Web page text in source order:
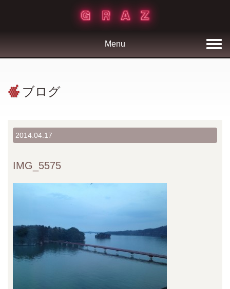
Menu
ブログ
2014.04.17
IMG_5575